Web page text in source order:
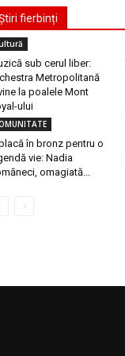
fierbinți
sub cerul liber:
Metropolitană
la poalele Mont
ului
în bronz pentru o
vie: Nadia
omagiată...